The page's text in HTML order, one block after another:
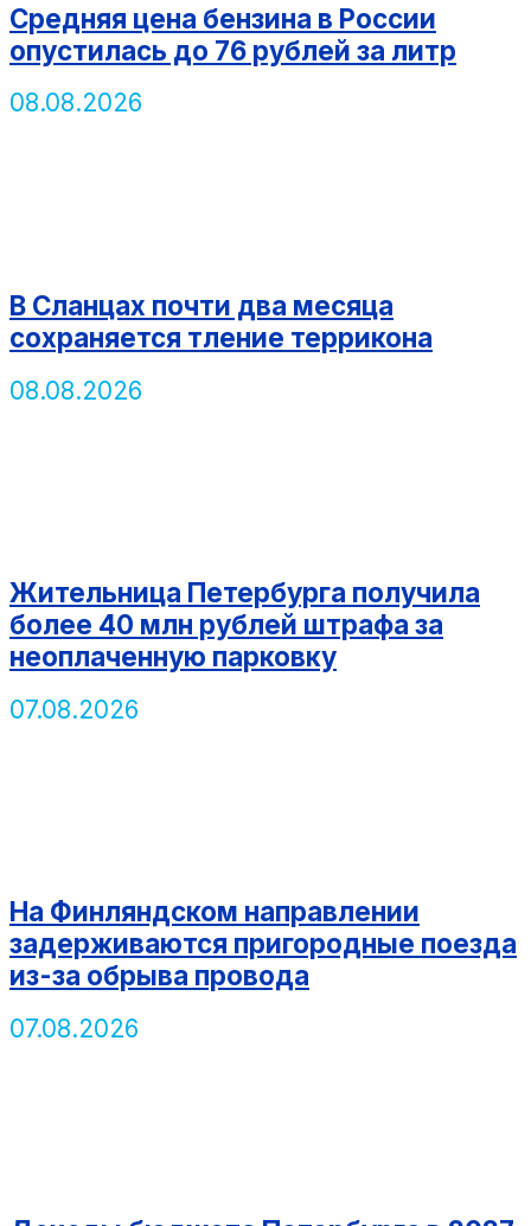
Средняя цена бензина в России
опустилась до 76 рублей за литр
08.08.2026
В Сланцах почти два месяца
сохраняется тление террикона
08.08.2026
Жительница Петербурга получила
более 40 млн рублей штрафа за
неоплаченную парковку
07.08.2026
На Финляндском направлении
задерживаются пригородные поезда
из-за обрыва провода
07.08.2026